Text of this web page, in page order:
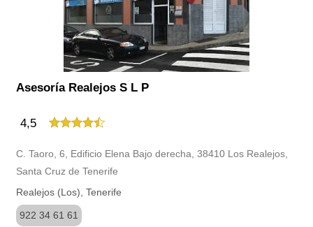
Asesoría Realejos S L P
4,5
C. Taoro, 6, Edificio Elena Bajo derecha, 38410 Los Realejos,
Santa Cruz de Tenerife
Realejos (Los), Tenerife
922 34 61 61